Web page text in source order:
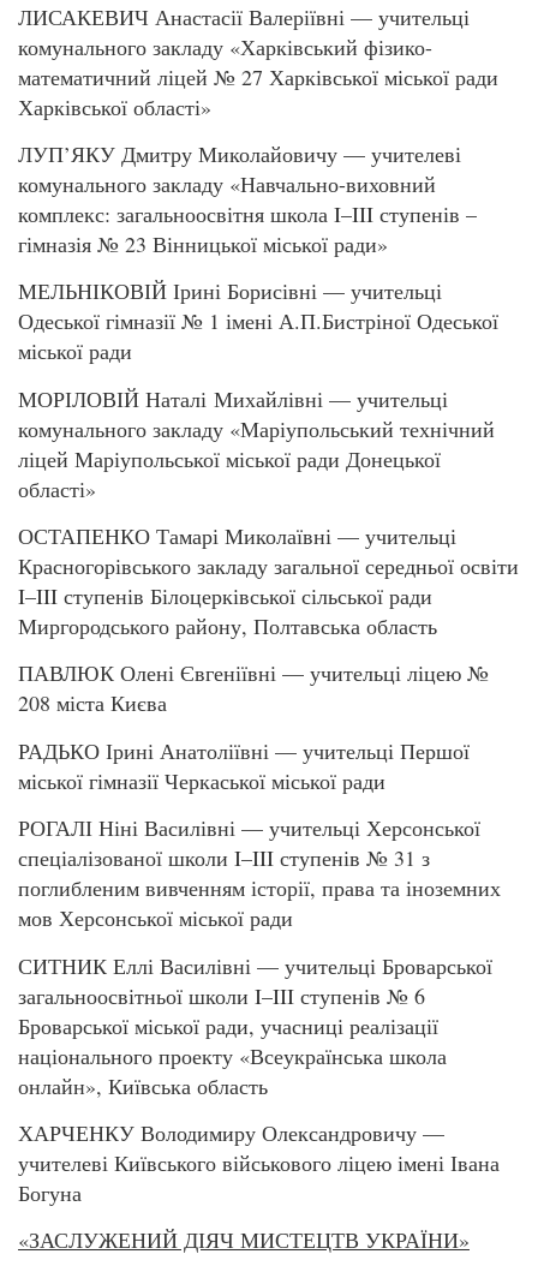
ЛИСАКЕВИЧ Анастасії Валеріївні — учительці
комунального закладу «Харківський фізико-
математичний ліцей № 27 Харківської міської ради
Харківської області»
ЛУП’ЯКУ Дмитру Миколайовичу — учителеві
комунального закладу «Навчально-виховний
комплекс: загальноосвітня школа I–III ступенів –
гімназія № 23 Вінницької міської ради»
МЕЛЬНІКОВІЙ Ірині Борисівні — учительці
Одеської гімназії № 1 імені А.П.Бистріної Одеської
міської ради
МОРІЛОВІЙ Наталі Михайлівні — учительці
комунального закладу «Маріупольський технічний
ліцей Маріупольської міської ради Донецької
області»
ОСТАПЕНКО Тамарі Миколаївні — учительці
Красногорівського закладу загальної середньої освіти
I–III ступенів Білоцерківської сільської ради
Миргородського району, Полтавська область
ПАВЛЮК Олені Євгеніївні — учительці ліцею №
208 міста Києва
РАДЬКО Ірині Анатоліївні — учительці Першої
міської гімназії Черкаської міської ради
РОГАЛІ Ніні Василівні — учительці Херсонської
спеціалізованої школи I–III ступенів № 31 з
поглибленим вивченням історії, права та іноземних
мов Херсонської міської ради
СИТНИК Еллі Василівні — учительці Броварської
загальноосвітньої школи I–III ступенів № 6
Броварської міської ради, учасниці реалізації
національного проекту «Всеукраїнська школа
онлайн», Київська область
ХАРЧЕНКУ Володимиру Олександровичу —
учителеві Київського військового ліцею імені Івана
Богуна
«ЗАСЛУЖЕНИЙ ДІЯЧ МИСТЕЦТВ УКРАЇНИ»